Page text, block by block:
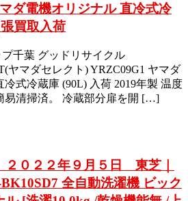
ダ電機オリジナル 直冷式冷
買取入荷
プ千葉 グッドリサイクル
ヤマダセレクト) YRZC09G1 ヤマダ
冷式冷蔵庫 (90L) 入荷 2019年製 温度
易清掃済。 冷蔵部分扉を開 […]
０２２年９月５日 東芝｜
全自動洗濯機 ビック